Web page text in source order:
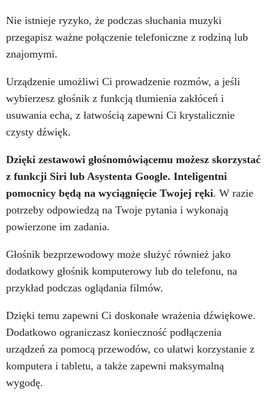
Nie istnieje ryzyko, że podczas słuchania muzyki
przegapisz ważne połączenie telefoniczne z rodziną lub
znajomymi.
Urządzenie umożliwi Ci prowadzenie rozmów, a jeśli
wybierzesz głośnik z funkcją tłumienia zakłóceń i
usuwania echa, z łatwością zapewni Ci krystalicznie
czysty dźwięk.
Dzięki zestawowi głośnomówiącemu możesz skorzystać
z funkcji Siri lub Asystenta Google. Inteligentni
pomocnicy będą na wyciągnięcie Twojej ręki. W razie
potrzeby odpowiedzą na Twoje pytania i wykonają
powierzone im zadania.
Głośnik bezprzewodowy może służyć również jako
dodatkowy głośnik komputerowy lub do telefonu, na
przykład podczas oglądania filmów.
Dzięki temu zapewni Ci doskonałe wrażenia dźwiękowe.
Dodatkowo ograniczasz konieczność podłączenia
urządzeń za pomocą przewodów, co ułatwi korzystanie z
komputera i tabletu, a także zapewni maksymalną
wygodę.